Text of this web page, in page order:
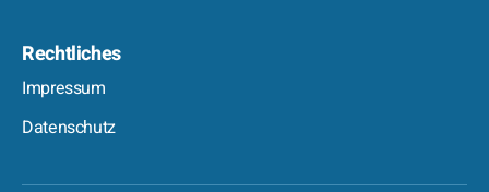
Rechtliches
Impressum
Datenschutz